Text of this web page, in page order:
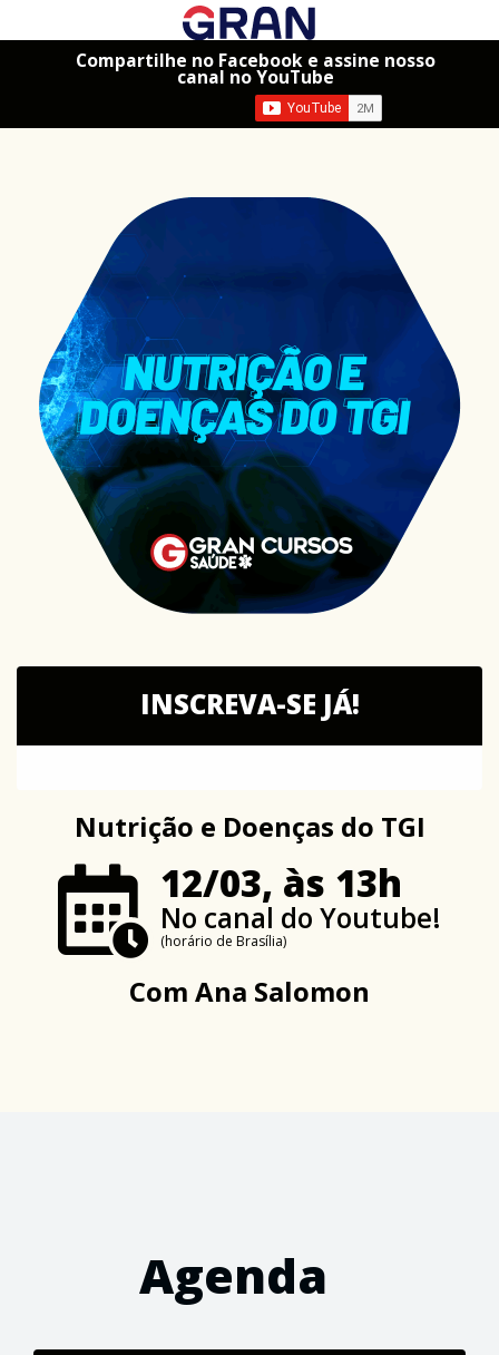
Compartilhe no Facebook e assine nosso
canal no YouTube
INSCREVA-SE JÁ!
Nutrição e Doenças do TGI
12/03, às 13h
No canal do Youtube!
(horário de Brasília)
Com Ana Salomon
Agenda